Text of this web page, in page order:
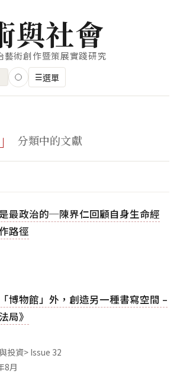
與社會
藝術創作暨策展實踐研究
☰選單
分類中的文獻
最政治的─陳界仁回顧自身生命經
路徑
博物館」外，創造另一種書寫空間 –
局》
投資> Issue 32
8月